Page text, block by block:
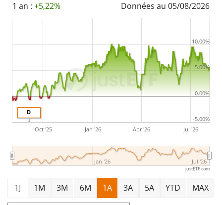
1 an : +5,22% Données au 05/08/2026
D
Oct '25 Jan '26 Apr '26 Jul '26
Jan '26 Jul '26
-5.00%
0.00%
5.00%
10.00%
justETF.com
1J 1M 3M 6M 1A 3A 5A YTD MAX